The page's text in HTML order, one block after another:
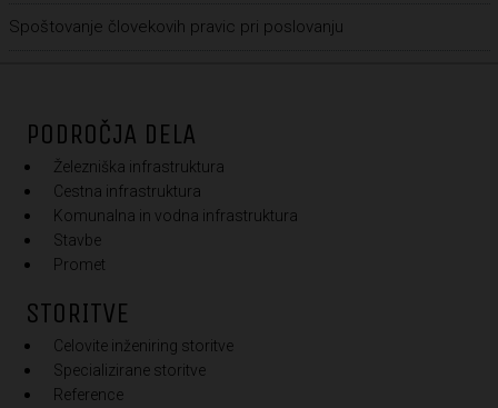
Spoštovanje človekovih pravic pri poslovanju
PODROČJA DELA
Železniška infrastruktura
Cestna infrastruktura
Komunalna in vodna infrastruktura
Stavbe
Promet
STORITVE
Celovite inženiring storitve
Specializirane storitve
Reference